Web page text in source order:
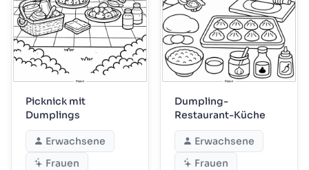
Picknick mit
Dumplings
Erwachsene
Frauen
Dumpling-
Restaurant-Küche
Erwachsene
Frauen